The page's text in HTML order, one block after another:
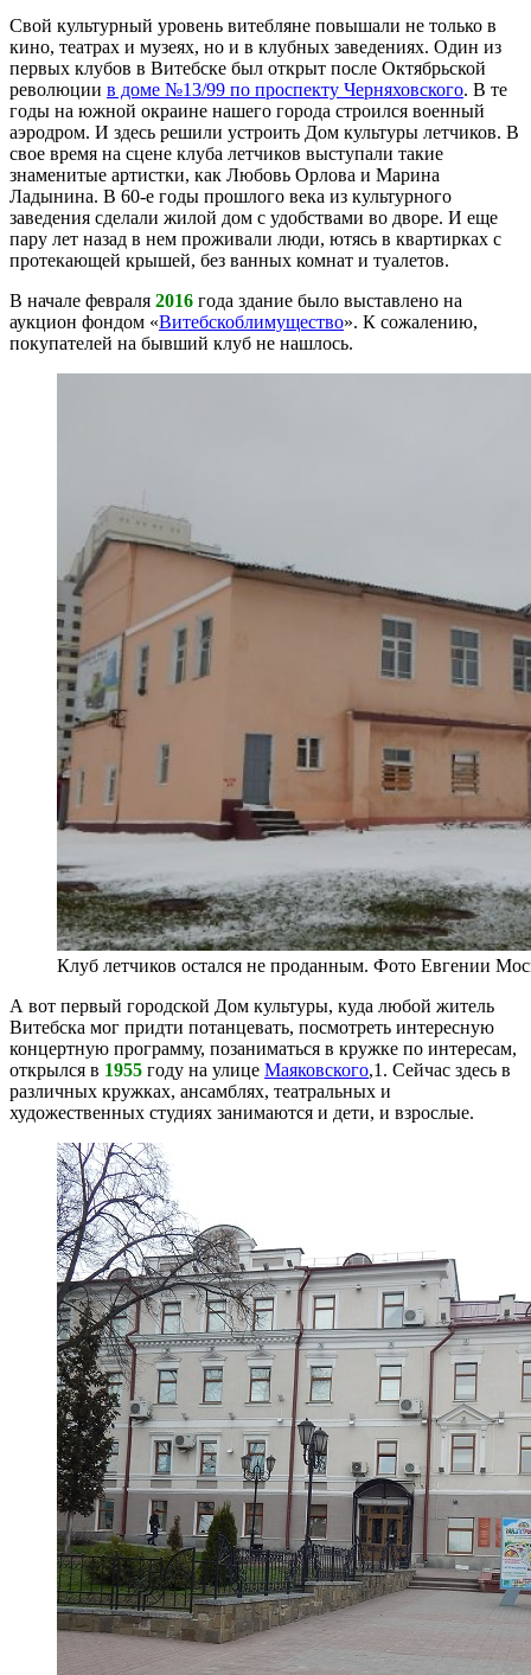
Свой культурный уровень витебляне повышали не только в
кино, театрах и музеях, но и в клубных заведениях. Один из
первых клубов в Витебске был открыт после Октябрьской
революции в доме №13/99 по проспекту Черняховского. В те
годы на южной окраине нашего города строился военный
аэродром. И здесь решили устроить Дом культуры летчиков. В
свое время на сцене клуба летчиков выступали такие
знаменитые артистки, как Любовь Орлова и Марина
Ладынина. В 60-е годы прошлого века из культурного
заведения сделали жилой дом с удобствами во дворе. И еще
пару лет назад в нем проживали люди, ютясь в квартирках с
протекающей крышей, без ванных комнат и туалетов.
В начале февраля 2016 года здание было выставлено на
аукцион фондом «Витебскоблимущество». К сожалению,
покупателей на бывший клуб не нашлось.
Клуб летчиков остался не проданным. Фото Евгении
А вот первый городской Дом культуры, куда любой житель
Витебска мог придти потанцевать, посмотреть интересную
концертную программу, позаниматься в кружке по интересам,
открылся в 1955 году на улице Маяковского,1. Сейчас здесь в
различных кружках, ансамблях, театральных и
художественных студиях занимаются и дети, и взрослые.